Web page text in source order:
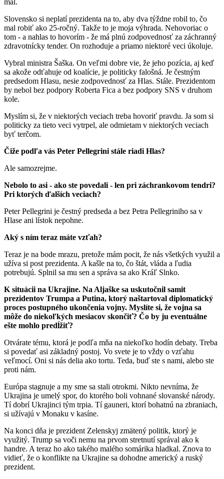
mal.
Slovensko si neplatí prezidenta na to, aby dva týždne robil to, čo
mal robiť ako 25-ročný. Takže to je moja výhrada. Nehovoriac o
tom - a nahlas to hovorím - že má plnú zodpovednosť za záchranný
zdravotnícky tender. On rozhoduje a priamo niektoré veci úkoluje.
Vybral ministra Šaška. On veľmi dobre vie, že jeho pozícia, aj keď
sa akože odťahuje od koalície, je politicky falošná. Je čestným
predsedom Hlasu, nesie zodpovednosť za Hlas. Stále. Prezidentom
by nebol bez podpory Roberta Fica a bez podpory SNS v druhom
kole.
Myslím si, že v niektorých veciach treba hovoriť pravdu. Ja som si
politicky za tieto veci vytrpel, ale odmietam v niektorých veciach
byť terčom.
Čiže podľa vás Peter Pellegrini stále riadi Hlas?
Ale samozrejme.
Nebolo to asi - ako ste povedali - len pri záchrankovom tendri?
Pri ktorých ďalších veciach?
Peter Pellegrini je čestný predseda a bez Petra Pellegriniho sa v
Hlase ani lístok nepohne.
Aký s ním teraz máte vzťah?
Teraz je na bode mrazu, pretože mám pocit, že nás všetkých využil a
užíva si post prezidenta. A kašle na to, čo štát, vláda a ľudia
potrebujú. Splnil sa mu sen a správa sa ako Kráľ Slnko.
K situácii na Ukrajine. Na Aljaške sa uskutočnil samit
prezidentov Trumpa a Putina, ktorý naštartoval diplomatický
proces postupného ukončenia vojny. Myslíte si, že vojna sa
môže do niekoľkých mesiacov skončiť? Čo by ju eventuálne
ešte mohlo predĺžiť?
Otvárate tému, ktorá je podľa mňa na niekoľko hodín debaty. Treba
si povedať asi základný postoj. Vo svete je to vždy o vzťahu
veľmocí. Oni si nás delia ako tortu. Teda, buď ste s nami, alebo ste
proti nám.
Európa stagnuje a my sme sa stali otrokmi. Nikto nevníma, že
Ukrajina je umelý spor, do ktorého boli vohnané slovanské národy.
Tí dobrí Ukrajinci tým trpia. Tí gauneri, ktorí bohatnú na zbraniach,
si užívajú v Monaku v kasíne.
Na konci dňa je prezident Zelenskyj zmätený politik, ktorý je
využitý. Trump sa voči nemu na prvom stretnutí správal ako k
handre. A teraz ho ako takého malého somárika hladkal. Znova to
vidieť, že o konflikte na Ukrajine sa dohodne americký a ruský
prezident.